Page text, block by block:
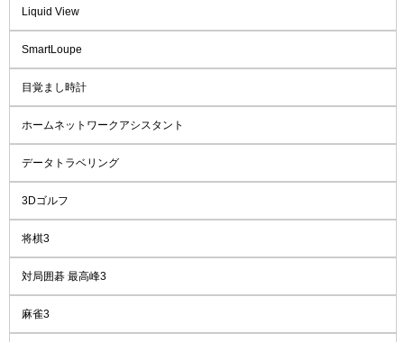
Liquid View
SmartLoupe
目覚まし時計
ホームネットワークアシスタント
データトラベリング
3Dゴルフ
将棋3
対局囲碁 最高峰3
麻雀3